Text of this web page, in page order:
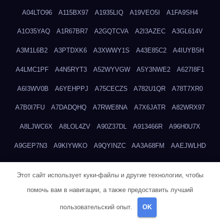
A04LTO96 A115BX97 A1935LIQ A19VEO5I A1FA9SH4
A1O35YAQ A1R67BR7 A2GQTCVA A2I3AZEC A3GL614V
A3M1L6B2 A3PTDXK6 A3XWWY1S A43E85C2 A4IUYB5H
A4LMC1PF A4N5RYT3 A52WYVGW A5Y3NWE2 A627I8F1
A6I3WV0B A6YEHPPJ A75CECZS A782U1QR A78T7XR0
A7B0I7FU A7DADQHQ A7RWE8NA A7X6JATR A82WRX97
A8LJWC6X A8LOL4ZV A90Z37DL A913466R A96H0U7X
A9GEP7N3 A9KIYWKO A9QYINZC AA3A68FM AAEJWLHD
ADMVWTS8 ADOE3V3Y
Этот сайт использует куки-файлы и другие технологии, чтобы
помочь вам в навигации, а также предоставить лучший
пользовательский опыт. OK